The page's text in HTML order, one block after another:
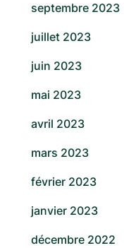
septembre 2023
juillet 2023
juin 2023
mai 2023
avril 2023
mars 2023
février 2023
janvier 2023
décembre 2022